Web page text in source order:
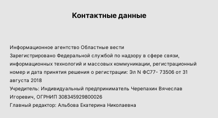
Контактные данные
Информационное агентство Областные вести
Зарегистрировано Федеральной службой по надзору в сфере связи,
информационных технологий и массовых коммуникации, регистрационный
номер и дата принятия решения о регистрации: Эл N ФС77- 73506 от 31
августа 2018
Учредитель: Индивидуальный предприниматель Черепахин Вячеслав
Игоревич, ОГРНИП 308345929800026
Главный редактор: Альбова Екатерина Николаевна